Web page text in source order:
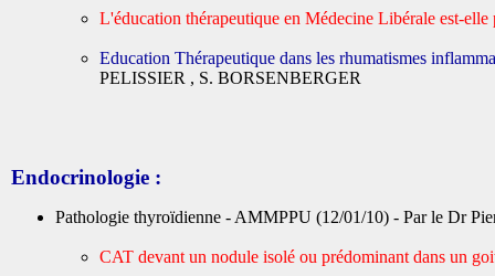
L'éducation thérapeutique en Médecine Libérale est-elle
Education Thérapeutique dans les rhumatismes
PELISSIER , S. BORSENBERGER
Endocrinologie :
Pathologie thyroïdienne - AMMPPU (12/01/10) - Par le Dr
CAT devant un nodule isolé ou prédominant dans un